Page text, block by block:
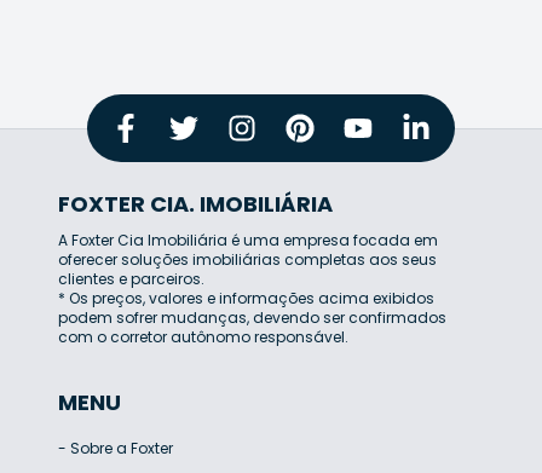
FOXTER CIA. IMOBILIÁRIA
A Foxter Cia Imobiliária é uma empresa focada em
oferecer soluções imobiliárias completas aos seus
clientes e parceiros.
* Os preços, valores e informações acima exibidos
podem sofrer mudanças, devendo ser confirmados
com o corretor autônomo responsável.
MENU
- Sobre a Foxter